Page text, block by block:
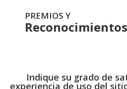
PREMIOS Y
Reconocimientos
Indique su grado de
experiencia de uso del